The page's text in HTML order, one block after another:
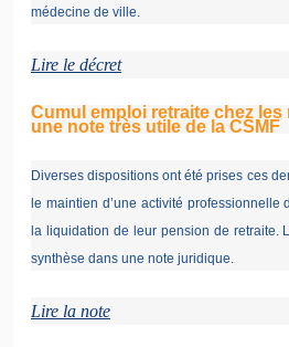
médecine de ville.
Lire le décret
Cumul emploi retraite chez
une note très utile de la CSMF
Diverses dispositions ont été prises ces
le maintien d’une activité professionnelle
la liquidation de leur pension de retraite.
synthèse dans une note juridique.
Lire la note